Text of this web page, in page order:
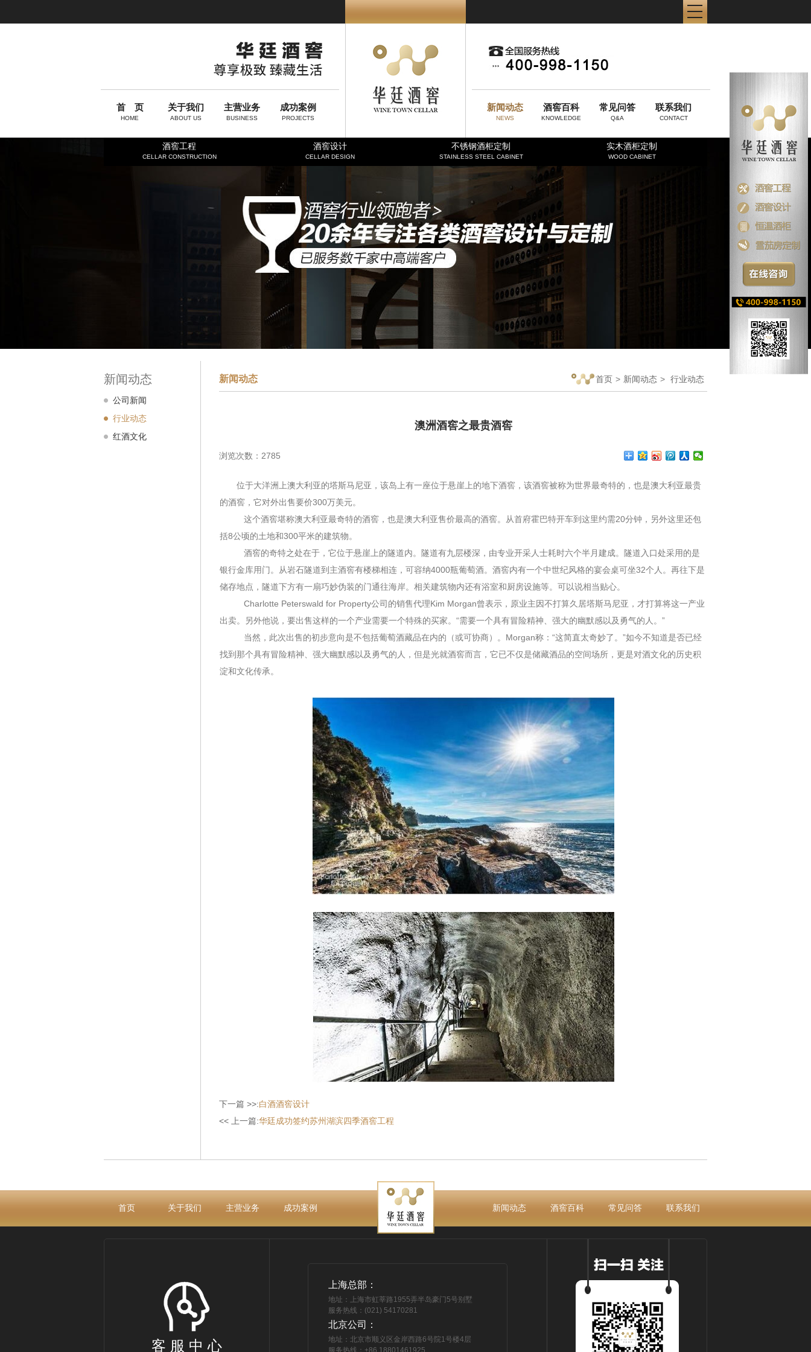
首 页
HOME
关于我们
ABOUT US
主营业务
BUSINESS
成功案例
PROJECTS
新闻动态
NEWS
酒窖百科
KNOWLEDGE
常见问答
Q&A
联系我们
CONTACT
酒窖工程
CELLAR CONSTRUCTION
酒窖设计
CELLAR DESIGN
不锈钢酒柜定制
STAINLESS STEEL CABINET
实木酒柜定制
WOOD CABINET
新闻动态
公司新闻
行业动态
红酒文化
新闻动态 首页 > 新闻动态 > 行业动态
澳洲酒窖之最贵酒窖
浏览次数：2785
位于大洋洲上澳大利亚的塔斯马尼亚，该岛上有一座位于悬崖上的地下酒窖，该酒窖被称为世界最奇特的，也是澳大利亚最贵
的酒窖，它对外出售要价300万美元。
这个酒窖堪称澳大利亚最奇特的酒窖，也是澳大利亚售价最高的酒窖。从首府霍巴特开车到这里约需20分钟，另外这里还包
括8公顷的土地和300平米的建筑物。
酒窖的奇特之处在于，它位于悬崖上的隧道内。隧道有九层楼深，由专业开采人士耗时六个半月建成。隧道入口处采用的是
银行金库用门。从岩石隧道到主酒窖有楼梯相连，可容纳4000瓶葡萄酒。酒窖内有一个中世纪风格的宴会桌可坐32个人。再往下是
储存地点，隧道下方有一扇巧妙伪装的门通往海岸。相关建筑物内还有浴室和厨房设施等。可以说相当贴心。
Charlotte Peterswald for Property公司的销售代理Kim Morgan曾表示，原业主因不打算久居塔斯马尼亚，才打算将这一产业
出卖。另外他说，要出售这样的一个产业需要一个特殊的买家。“需要一个具有冒险精神、强大的幽默感以及勇气的人。”
当然，此次出售的初步意向是不包括葡萄酒藏品在内的（或可协商）。Morgan称：“这简直太奇妙了。”如今不知道是否已经
找到那个具有冒险精神、强大幽默感以及勇气的人，但是光就酒窖而言，它已不仅是储藏酒品的空间场所，更是对酒文化的历史积
淀和文化传承。
下一篇 >>:白酒酒窖设计
<< 上一篇:华廷成功签约苏州湖滨四季酒窖工程
首页 关于我们 主营业务 成功案例 新闻动态 酒窖百科 常见问答 联系我们
客 服 中 心
上海总部：
地址：上海市虹莘路1955弄半岛豪门5号别墅
服务热线：(021) 54170281
北京公司：
地址：北京市顺义区金岸西路6号院1号楼4层
服务热线：+86 18801461925